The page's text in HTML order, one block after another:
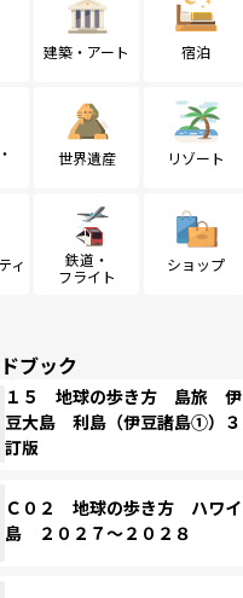
建築・アート 宿泊
世界遺産 リゾート
ィ
鉄道・
フライト
ショップ
ブック
１５ 地球の歩き方 島旅 伊
豆大島 利島（伊豆諸島①）３
訂版
Ｃ０２ 地球の歩き方 ハワイ
島 ２０２７～２０２８